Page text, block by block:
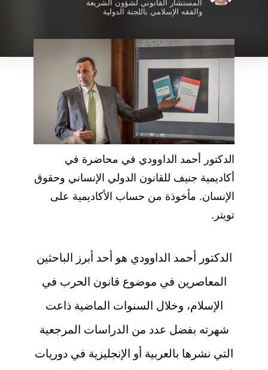
المستشار القانوني لشؤون الشريعة
والفقه الإسلامي باللجنة الدولية
الدكتور أحمد الداوودي في محاضرة في
أكاديمية جنيف للقانون الدولي الإنساني وحقوق
الإنسان. مأخوذة من حساب الأكاديمية على
تويتر.
الدكتور أحمد الداوودي هو أحد أبرز الباحثين
المعاصرين في موضوع قانون الحرب في
الإسلام، وخلال السنوات الماضية ذاعت
شهرته بفضل عدد من الدراسات المرجعية
التي نشرها بالعربية أو الإنجليزية في دوريات